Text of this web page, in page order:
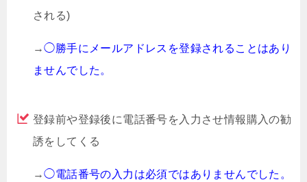
される)
→◯勝手にメールアドレスを登録されることはあり
ませんでした。
登録前や登録後に電話番号を入力させ情報購入の勧
誘をしてくる
→◯電話番号の入力は必須ではありませんでした。